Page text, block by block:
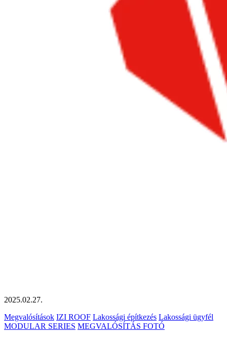
2025.02.27.
Megvalósítások IZI ROOF Lakossági építkezés Lakossági ügyfél
MODULAR SERIES MEGVALÓSÍTÁS FOTÓ